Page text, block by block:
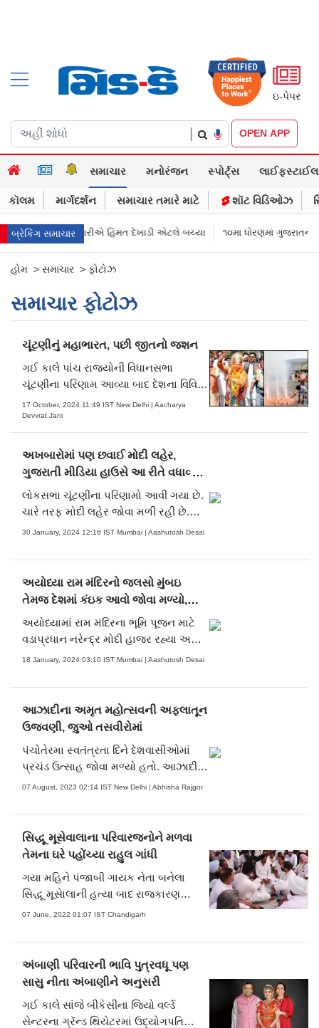
ઇ-પેપર
| OPEN APP
સમાચાર મનોરંજન સ્પોર્ટ્સ લાઈફસ્ટાઈલ
કૉલમ માર્ગદર્શન સમાચાર તમારે માટે શૉટ વિડિઓઝ
બ્રેકિંગ સમાચાર
: કચ્છી વેપારીએ હિંમત દેખાડી એટલે બચ્યા ૧૦મા ધોરણમાં ગુજરાતની ૧૨૧
હોમ > સમાચાર > ફોટોઝ
સમાચાર ફોટોઝ
ચૂંટણીનું મહાભારત, પછી જીતનો જશન
ગઈ કાલે પાંચ રાજ્યોની વિધાનસભા
ચૂંટણીના પરિણામ આવ્યા બાદ દેશના વિવિધ
શહેરોમાં લોકોએ જીતનો જશ્ન મનાવ્યો હતો.
લોકોએ જીતનો જશ્ન કઈ રીતે મનાવ્યો તે
જોઈએ તસવીરોમાં.
17 October, 2024 11:49 IST New Delhi | Aacharya
Devvrat Jani
અખબારોમાં પણ છવાઈ મોદી લહેર,
ગુજરાતી મીડિયા હાઉસે આ રીતે વધાવ્યો
મોદીના વિજયને
લોકસભા ચૂંટણીના પરિણામો આવી ગયા છે.
ચારે તરફ મોદી લહેર જોવા મળી રહી છે.
ત્યારે જુઓ ગુજરાતના અખબારોએ કેવી
વધાવ્યો.
30 January, 2024 12:16 IST Mumbai | Aashutosh Desai
અયોધ્યા રામ મંદિરનો જલસો મુંબઇ
તેમજ દેશમાં કંઇક આવો જોવા મળ્યો,
જુઓ તસવીરો
અયોધ્યામાં રામ મંદિરના ભૂમિ પૂજન માટે
વડાપ્રધાન નરેન્દ્ર મોદી હાજર રહ્યા અને
તેમણે આ કાર્યક્રમમાં ભાગ લીધો. રામ
વડાપ્રધાન નરેન્દ્ર મોદીના હસ્તે જ
રાખવામાં આવી હતી તેમજ આવી કેટલીય
ઐતિહાસિક પળો આ ભૂમિ પૂજન બાદ જોવા
મળી તેની ઝલક પર નાખો એક નજર...
(તસવીર સૌજન્ય- બિપિન કોકાટે, સતેજ
શિંદે, આશિષ રાજે)
18 January, 2024 03:10 IST Mumbai | Aashutosh Desai
આઝાદીના અમૃત મહોત્સવની અફલાતૂન
ઉજવણી, જુઓ તસવીરોમાં
પંચોતેરમા સ્વતંત્રતા દિને દેશવાસીઓમાં
પ્રચંડ ઉત્સાહ જોવા મળ્યો હતો. આઝાદીના
અમૃત મહોત્સવની મુંબઈમાં અફલાતૂન
તસવીરોમાં... (તસવીરોઃ પીટીઆઈ, નિમેશ
દવે, બિપિન કોકાટે, અતુલ કાંબળે, શાદાબ
ખાન અને સમીર માર્કન્ડે)
07 August, 2023 02:14 IST New Delhi | Abhisha Rajgor
સિદ્ધૂ મૂસેવાલાના પરિવારજનોને મળવા
તેમના ઘરે પહોંચ્યા રાહુલ ગાંધી
ગયા મહિને પંજાબી ગાયક નેતા બનેલા
સિદ્ધૂ મૂસેાલાની હત્યા બાદ રાજકારણ
ગરમાયું છે. એક તરફ જ્યાં આ મામલે
પરિવારને મળવા અત્યાર સુધી અનેક
રાજનેતાઓ પહોંચ્યા છે. મંગળવારે રાહુલ
ગાંધી પણ સિદ્ધૂ મૂસેવાલાના પરિવારજનોને
મળવા તેમના ઘરે પહોંચ્યા. (તસવીર સૌજન્ય
પલ્લવ પાલિવાલ)
07 June, 2022 01:07 IST Chandigarh
અંબાણી પરિવારની ભાવિ પુત્રવધૂ પણ
સાસુ નીતા અંબાણીને અનુસરી
ગઈ કાલે સાંજે બીકેસીના જિયો વર્લ્ડ
સેન્ટરના ગ્રૅન્ડ થિયેટરમાં ઉદ્યોગપતિ